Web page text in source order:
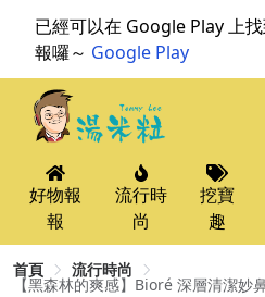
已經可以在 Google Play 上
報囉～ Google Play
好物報
報
流行時
尚
挖寶
趣
首頁 流行時尚
【黑森林的爽感】Bioré 深層清潔妙